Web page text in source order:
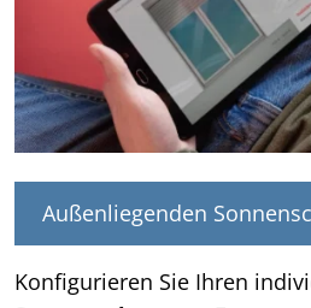
Außenliegenden
Konfigurieren Sie Ihren